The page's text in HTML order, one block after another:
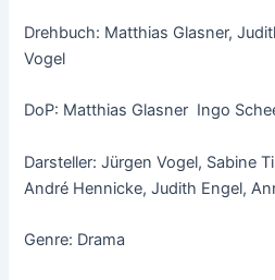
Drehbuch: Matthias Glasner,
Vogel
DoP: Matthias Glasner Ingo
Darsteller: Jürgen Vogel, Sabine
André Hennicke, Judith Engel,
Genre: Drama